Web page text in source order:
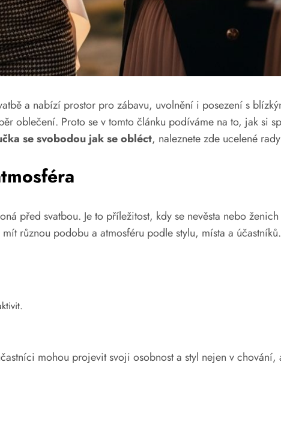
a nabízí prostor pro zábavu, uvolnění i posezení s
oblečení. Proto se v tomto článku podíváme na to, jak si
se svobodou jak se obléct, naleznete zde ucelené
před svatbou. Je to příležitost, kdy se nevěsta nebo
různou podobu a atmosféru podle stylu, místa a účastníků.
mohou projevit svoji osobnost a styl nejen v chování,